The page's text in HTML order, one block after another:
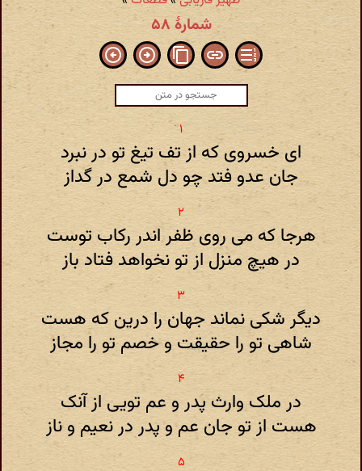
شمارهٔ ۵۸
ای خسروی که از تف تیغ تو در نبرد
جان عدو فتد چو دل شمع در گداز
هرجا که می روی ظفر اندر رکاب توست
در هیچ منزل از تو نخواهد فتاد باز
دیگر شکی نماند جهان را درین که هست
شاهی تو را حقیقت و خصم تو را مجاز
در ملک وارث پدر و عم تویی از آنک
هست از تو جان عم و پدر در نعیم و ناز